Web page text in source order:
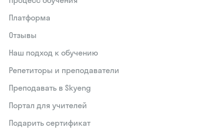
Платформа
Отзывы
Наш подход к обучению
Репетиторы и преподаватели
Преподавать в Skyeng
Портал для учителей
Подарить сертификат